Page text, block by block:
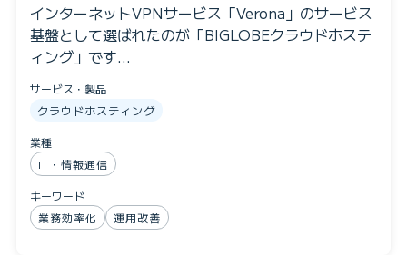
インターネットVPNサービス「Verona」のサービス
基盤として選ばれたのが「BIGLOBEクラウドホステ
ィング」です…
サービス・製品
クラウドホスティング
業種
IT・情報通信
キーワード
業務効率化
運用改善